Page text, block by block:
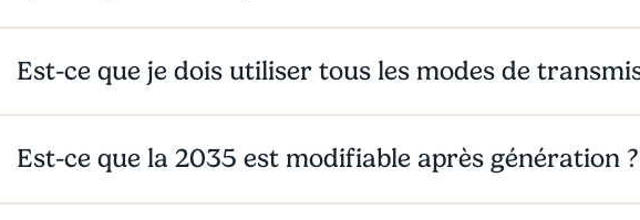
Est-ce que je dois utiliser tous les modes de
Est-ce que la 2035 est modifiable après génération ?